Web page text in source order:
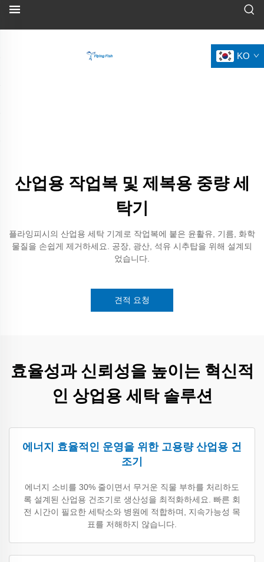
KO
산업용 작업복 및 제복용 중량 세
탁기
플라잉피시의 산업용 세탁 기계로 작업복에 붙은 윤활유, 기름, 화학
물질을 손쉽게 제거하세요. 공장, 광산, 석유 시추탑을 위해 설계되
었습니다.
견적 요청
효율성과 신뢰성을 높이는 혁신적
인 상업용 세탁 솔루션
에너지 효율적인 운영을 위한 고용량 산업용 건
조기
에너지 소비를 30% 줄이면서 무거운 직물 부하를 처리하도
록 설계된 산업용 건조기로 생산성을 최적화하세요. 빠른 회
전 시간이 필요한 세탁소와 병원에 적합하며, 지속가능성 목
표를 저해하지 않습니다.